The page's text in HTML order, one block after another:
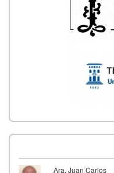
Ara, Juan Carlos